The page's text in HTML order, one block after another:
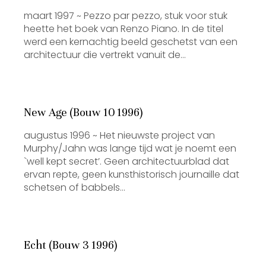
maart 1997 ~ Pezzo par pezzo, stuk voor stuk
heette het boek van Renzo Piano. In de titel
werd een kernachtig beeld geschetst van een
architectuur die vertrekt vanuit de…
New Age (Bouw 10 1996)
augustus 1996 ~ Het nieuwste project van
Murphy/Jahn was lange tijd wat je noemt een
`well kept secret’. Geen architectuurblad dat
ervan repte, geen kunsthistorisch journaille dat
schetsen of babbels…
Echt (Bouw 3 1996)